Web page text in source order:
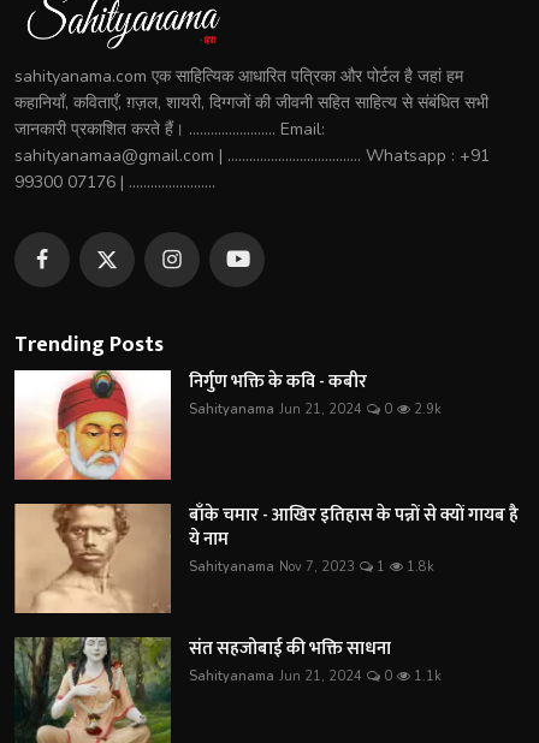
sahityanama.com एक साहित्यिक आधारित पत्रिका और पोर्टल है जहां हम
कहानियाँ, कविताएँ, ग़ज़ल, शायरी, दिग्गजों की जीवनी सहित साहित्य से संबंधित सभी
जानकारी प्रकाशित करते हैं। ........................ Email:
sahityanamaa@gmail.com | ..................................... Whatsapp : +91
99300 07176 | ........................
Trending Posts
निर्गुण भक्ति के कवि - कबीर
Sahityanama Jun 21, 2024 0 2.9k
बाँके चमार - आखिर इतिहास के पन्नों से क्यों गायब है
ये नाम
Sahityanama Nov 7, 2023 1 1.8k
संत सहजोबाई की भक्ति साधना
Sahityanama Jun 21, 2024 0 1.1k